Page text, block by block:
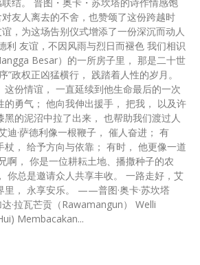
友人离去的不舍，也赞颂了这份跨越时
，为这场告别仪式增添了一份深沉而动人
Besar）的一所房子里， 那是二十世
”政权正凶猛横行， 践踏着人性的岁月。
这份情谊， 一直延续到他生命最后的一次
的勇气； 他向我伸出援手， 把我， 以及许
黑的泥沼中拉了出来， 也帮助我们渡过人
迪·萨德利像一根鞭子， 催人奋进； 有
杖， 给予方向与依靠； 有时， 他更像一道
啊， 你是一位耕耘土地、播撒种子的农
你总是邀请众人共享丰收。 一路走好，艾
里， 永享安乐。 ——普图·奥卡·苏坎塔
·拉瓦芒贡（Rawamangun） Welli
Membacakan...